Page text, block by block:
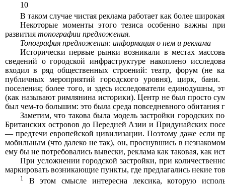
10
В таком случае чистая реклама работает как более
Некоторые моменты этого тезиса особенно важны
развития топогра­фии предложения.
Топография предложения: информация о нем и реклама
Исторически первые рынки возникали в местах
сведений о городской инфраструктуре накоплено
входил в ряд общественных строений: театр, форум (не
публичных мероприятий городского уровня), цирк,
поселения; более того, и здесь исследователи единодушны,
(как называют римлянина историки). Центр не был просто
был чем-то большим: это была среда повседневного обитания
Заметим, что такова была модель застройки
Британских островов до Передней Азии и Придунайских
— предтечи европей­ской цивилизации. Поэтому даже если
мобильным (что далеко не так), он, проснувшись в
ему бы не потребовались вывески, реклама как таковая, как
При усложнении городской застройки, при
маркировать возникающие пункты, где предлагались некие
1
В этом смысле интересна лексика, которую